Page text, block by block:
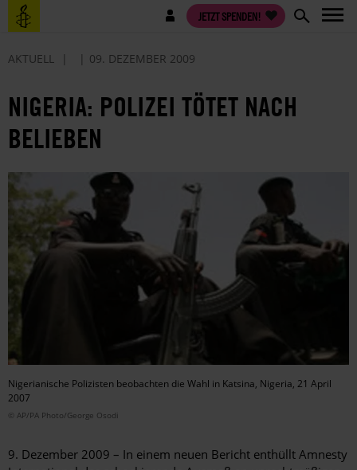
Direkt
zum
Benutzermenü JETZT SPENDEN!
AKTUELL 09. DEZEMBER 2009
NIGERIA: POLIZEI TÖTET NACH
BELIEBEN
Nigerianische Polizisten beobachten die Wahl in Katsina, Nigeria, 21 April
2007
© AP/PA Photo/George Osodi
9. Dezember 2009 – In einem neuen Bericht enthüllt Amnesty